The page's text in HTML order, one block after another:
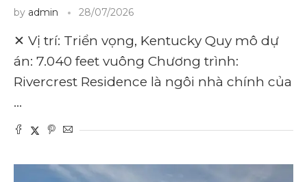
by admin 28/07/2026
✕ Vị trí: Triển vọng, Kentucky Quy mô dự
án: 7.040 feet vuông Chương trình:
Rivercrest Residence là ngôi nhà chính của
…